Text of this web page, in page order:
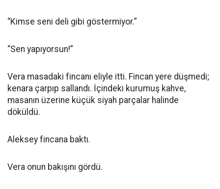
“Kimse seni deli gibi göstermiyor.”
“Sen yapıyorsun!”
Vera masadaki fincanı eliyle itti. Fincan yere düşmedi;
kenara çarpıp sallandı. İçindeki kurumuş kahve,
masanın üzerine küçük siyah parçalar halinde
döküldü.
Aleksey fincana baktı.
Vera onun bakışını gördü.